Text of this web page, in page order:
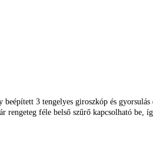
3 tengelyes giroszkóp és
féle belső szűrő kapcsolható be,